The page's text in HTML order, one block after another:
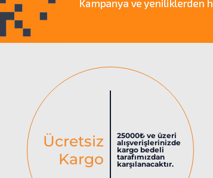
Ücretsiz
Kargo
25000₺ ve üzeri
alışverişlerinizde
kargo bedeli
tarafımızdan
karşılanacaktır.